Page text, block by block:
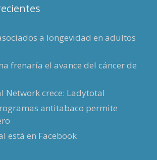
a longevidad en adultos
frenaría el avance del cáncer de
Network crece: Ladytotal
antitabaco permite
está en Facebook